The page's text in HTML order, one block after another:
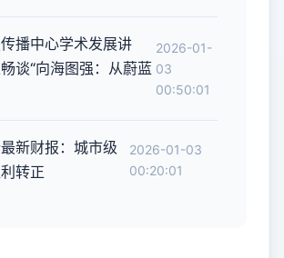
播中心学术发展讲
谈“向海图强：从蔚蓝
2026-01-
03
00:50:01
新财报：城市级
转正
2026-01-03
00:20:01